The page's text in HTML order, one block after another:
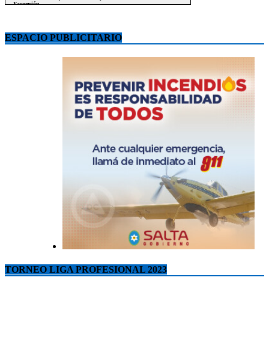
ESPACIO PUBLICITARIO
TORNEO LIGA PROFESIONAL 2023